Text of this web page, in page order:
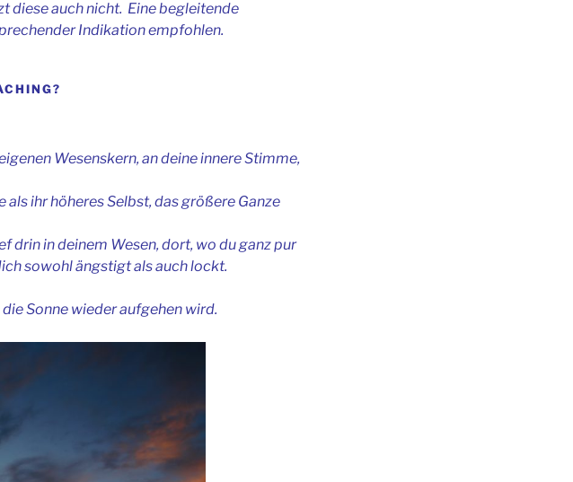
diese auch nicht. Eine begleitende
Indikation empfohlen.
Wesenskern, an deine innere Stimme,
ihr höheres Selbst, das größere Ganze
drin in deinem Wesen, dort, wo du ganz pur
sowohl ängstigt als auch lockt.
Sonne wieder aufgehen wird.